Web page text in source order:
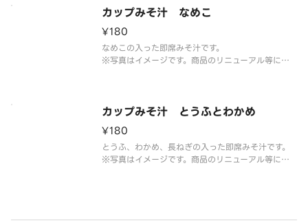
カップみそ汁 なめこ
¥180
なめこの入った即席みそ汁です。
※写真はイメージです。商品のリニューアル等によ
カップみそ汁 とうふとわかめ
¥180
とうふ、わかめ、長ねぎの入った即席みそ汁です。
※写真はイメージです。商品のリニューアル等によ